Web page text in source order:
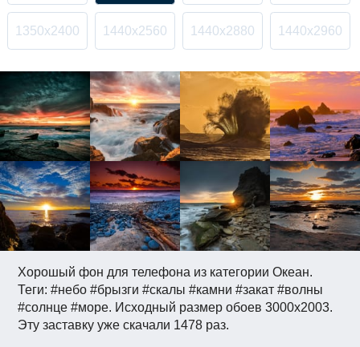
Хорошый фон для телефона из категории Океан.
Теги: #небо #брызги #скалы #камни #закат #волны
#солнце #море. Исходный размер обоев 3000x2003.
Эту заставку уже скачали 1478 раз.
1350x2400 1440x2560 1440x2880 1440x2960